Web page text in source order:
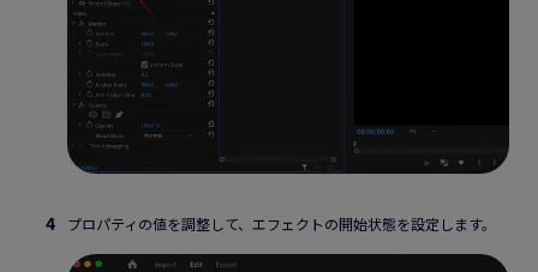
プロパティの値を調整して、エフェクトの開始状態を設定します。